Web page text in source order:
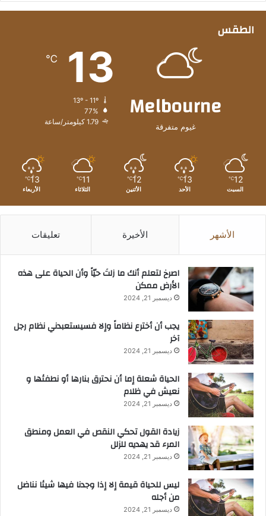
الطقس
Melbourne
غيوم متفرقة
13
℃
77%
1.79 كيلومتر/ساعة
12
℃
السبت
13
℃
الأحد
12
℃
الأثنين
11
℃
الثلاثاء
13
℃
الأربعاء
الأشهر الأخيرة تعليقات
‫اصرخ لتعلم أنك ما زلتَ حيّاً وأن الحياة على هذه
الأرض ممكن
ديسمبر 21, 2024
يجب أن أخترع نظاماً وإلا فسيستعبدني نظام رجل
آخر
ديسمبر 21, 2024
الحياة شعلة إما أن نحترق بنارها أو نطفئها و
نعيش في ظلام
ديسمبر 21, 2024
زيادة القول تحكي النقص في العمل ومنطق
المرء قد يهديه للزلل
ديسمبر 21, 2024
ليس للحياة قيمة إلا إذا وجدنا فيها شيئا نناضل
من أجله
ديسمبر 21, 2024